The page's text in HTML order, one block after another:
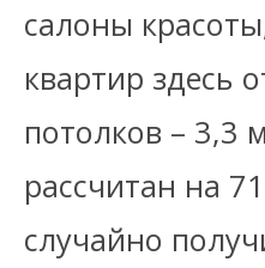
салоны
квартир здесь
потолков – 3,3
рассчитан на
случайно